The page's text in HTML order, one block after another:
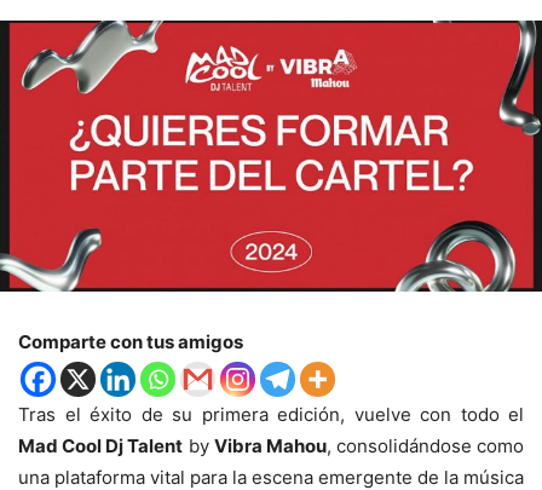
Comparte con tus amigos
Tras el éxito de su primera edición, vuelve con todo el
Mad Cool Dj Talent by Vibra Mahou, consolidándose como
una plataforma vital para la escena emergente de la música